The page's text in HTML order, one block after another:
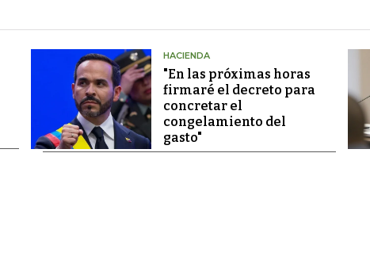
HACIENDA
"En las próximas horas
firmaré el decreto para
concretar el
congelamiento del
gasto"